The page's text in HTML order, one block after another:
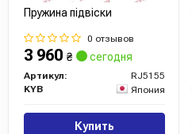
Пружина підвіски
0 отзывов
3 960 ₴ сегодня
Артикул:
RJ5155
KYB
Япония
Купить